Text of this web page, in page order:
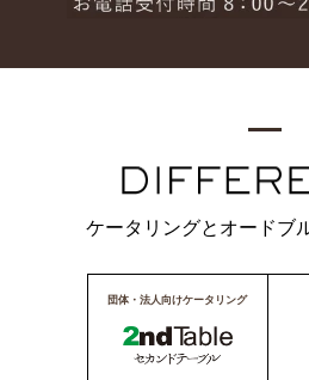
ケータリングとオードブ
団体・法人向けケータリング